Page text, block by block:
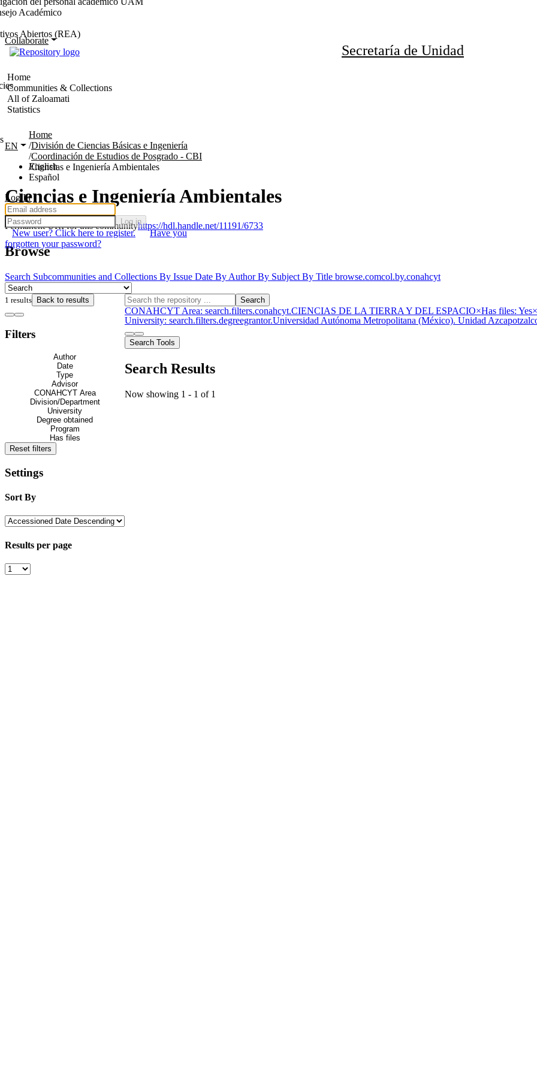
Académico
Abiertos (REA)
Collaborate
EN
English
Español
Log In
Log in
New user? Click here to register.
Have you
forgotten your password?
Secretaría de Unidad
Home
Communities & Collections
All of Zaloamati
Statistics
Home
División de Ciencias Básicas e Ingeniería
Coordinación de Estudios de Posgrado - CBI
Ciencias e Ingeniería Ambientales
Ciencias e Ingeniería Ambientales
Permanent URI for this communityhttps://hdl.handle.net/11191/6733
Browse
Search Subcommunities and Collections By Issue Date By AuthorBy Subject By Title browse.comcol.by.conahcyt
1 results Back to results
Filters
Author
Date
Type
Advisor
CONAHCYT Area
Division/Department
University
Degree obtained
Program
Has files
Reset filters
Settings
Sort By
Results per page
Search
CONAHCYT Area: search.filters.conahcyt.CIENCIAS DE LA TIERRA Y DEL ESPACIO×Has files: Yes×
University: search.filters.degreegrantor.Universidad Autónoma Metropolitana (México). Unidad
Search Tools
Search Results
Now showing 1 - 1 of 1